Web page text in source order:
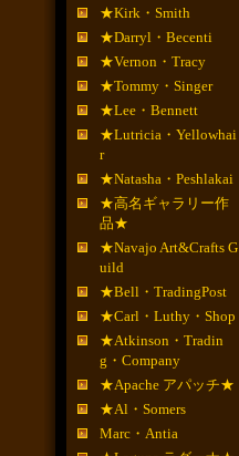
★Kirk・Smith
★Darryl・Becenti
★Vernon・Tracy
★Tommy・Singer
★Lee・Bennett
★Lutricia・Yellowhai
r
★Natasha・Peshlakai
★高名ギャラリー作
品★
★Navajo Art&Crafts G
uild
★Bell・TradingPost
★Carl・Luthy・Shop
★Atkinson・Tradin
g・Company
★Apache アパッチ★
★Al・Somers
Marc・Antia